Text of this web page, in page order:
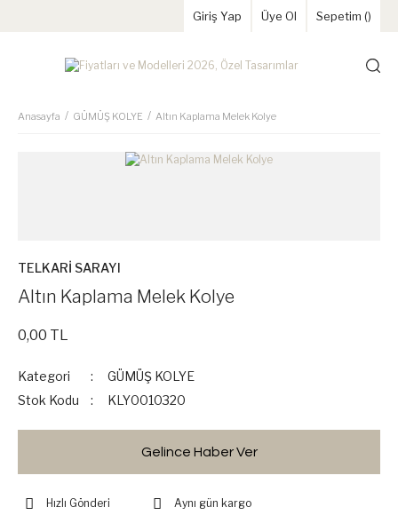
Giriş Yap Üye Ol Sepetim ()
Anasayfa GÜMÜŞ KOLYE Altın Kaplama Melek Kolye
TELKARİ SARAYI
Altın Kaplama Melek Kolye
0,00 TL
Kategori
GÜMÜŞ KOLYE
Stok Kodu
KLY0010320
Gelince Haber Ver
Hızlı Gönderi Aynı gün kargo